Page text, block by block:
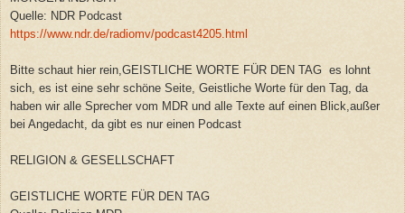
Quelle: NDR Podcast
https://www.ndr.de/radiomv/podcast4205.html
Bitte schaut hier rein,GEISTLICHE WORTE FÜR DEN TAG es lohnt
sich, es ist eine sehr schöne Seite, Geistliche Worte für den Tag, da
haben wir alle Sprecher vom MDR und alle Texte auf einen Blick,außer
bei Angedacht, da gibt es nur einen Podcast
RELIGION & GESELLSCHAFT
GEISTLICHE WORTE FÜR DEN TAG